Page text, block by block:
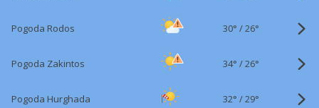
Pogoda Rodos 30° /26°
Pogoda Zakintos 34° /26°
Pogoda Hurghada 32° /29°